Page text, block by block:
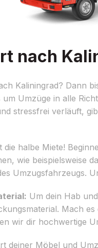
nach
Kaliningrad? Dann
Umzüge in alle
stressfrei verläuft,
die halbe Miete!
wie beispielsweise
Umzugsfahrzeugs.
Um dein Hab
Mach
wir dir hochwertige
deiner Möbel und